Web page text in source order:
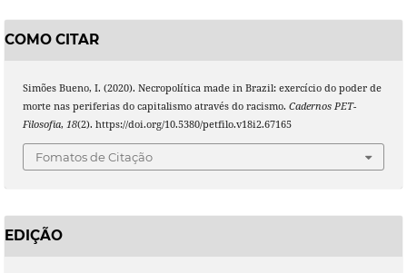
COMO CITAR
Simões Bueno, I. (2020). Necropolítica made in Brazil: exercício do poder de
morte nas periferias do capitalismo através do racismo. Cadernos PET-
Filosofia, 18(2). https://doi.org/10.5380/petfilo.v18i2.67165
Fomatos de Citação
EDIÇÃO